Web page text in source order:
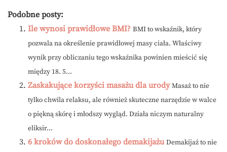
Podobne posty:
Ile wynosi prawidłowe BMI? BMI to wskaźnik, który
pozwala na określenie prawidłowej masy ciała. Właściwy
wynik przy obliczaniu tego wskaźnika powinien mieścić się
między 18. 5...
Zaskakujące korzyści masażu dla urody Masaż to nie
tylko chwila relaksu, ale również skuteczne narzędzie w walce
o piękną skórę i młodszy wygląd. Działa niczym naturalny
eliksir...
6 kroków do doskonałego demakijażu Demakijaż to nie